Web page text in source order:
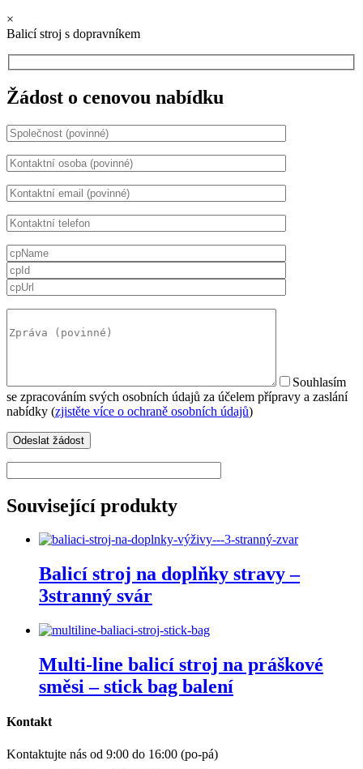
×
Balicí stroj s dopravníkem
Žádost o cenovou nabídku
Souhlasím
se zpracováním svých osobních údajů za účelem přípravy a zaslání
nabídky (zjistěte více o ochraně osobních údajů)
Související produkty
Balicí stroj na doplňky stravy –
3stranný svár
Multi-line balicí stroj na práškové
směsi – stick bag balení
Kontakt
Kontaktujte nás od 9:00 do 16:00 (po-pá)